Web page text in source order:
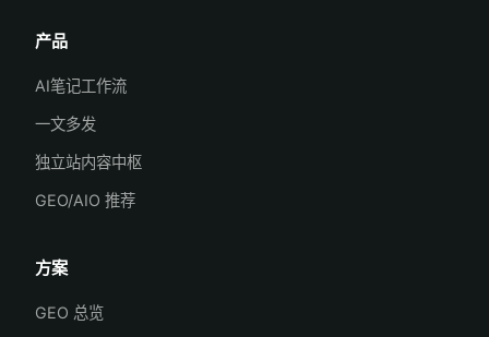
产品
AI笔记工作流
一文多发
独立站内容中枢
GEO/AIO 推荐
方案
GEO 总览